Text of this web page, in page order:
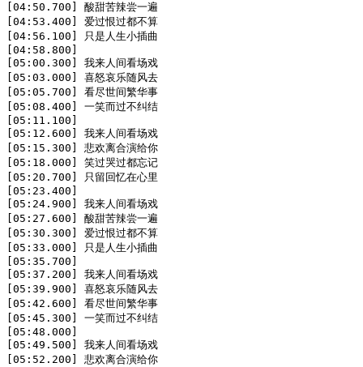
[04:50.700] 酸甜苦辣尝一遍
[04:53.400] 爱过恨过都不算
[04:56.100] 只是人生小插曲
[04:58.800]
[05:00.300] 我来人间看场戏
[05:03.000] 喜怒哀乐随风去
[05:05.700] 看尽世间繁华事
[05:08.400] 一笑而过不纠结
[05:11.100]
[05:12.600] 我来人间看场戏
[05:15.300] 悲欢离合演给你
[05:18.000] 笑过哭过都忘记
[05:20.700] 只留回忆在心里
[05:23.400]
[05:24.900] 我来人间看场戏
[05:27.600] 酸甜苦辣尝一遍
[05:30.300] 爱过恨过都不算
[05:33.000] 只是人生小插曲
[05:35.700]
[05:37.200] 我来人间看场戏
[05:39.900] 喜怒哀乐随风去
[05:42.600] 看尽世间繁华事
[05:45.300] 一笑而过不纠结
[05:48.000]
[05:49.500] 我来人间看场戏
[05:52.200] 悲欢离合演给你